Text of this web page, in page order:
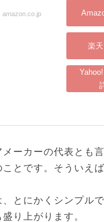
amazon.co.jp
楽
ーカーの代表とも
とです。そういえ
とにかくシンプル
り上がります。